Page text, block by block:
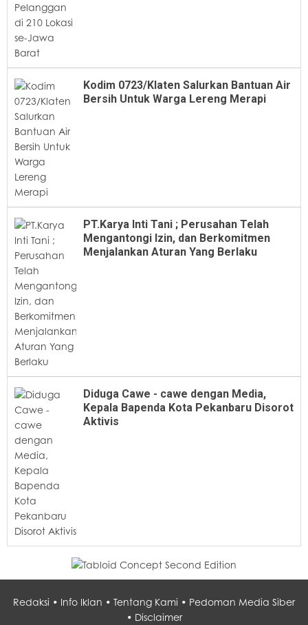
Kodim 0723/Klaten Salurkan Bantuan Air
Bersih Untuk Warga Lereng Merapi
PT.Karya Inti Tani ; Perusahan Telah
Mengantongi Izin, dan Berkomitmen
Menjalankan Aturan Yang Berlaku
Diduga Cawe - cawe dengan Media,
Kepala Bapenda Kota Pekanbaru Disorot
Aktivis
Redaksi • Info Iklan • Tentang Kami • Pedoman Media Siber
• Disclaimer